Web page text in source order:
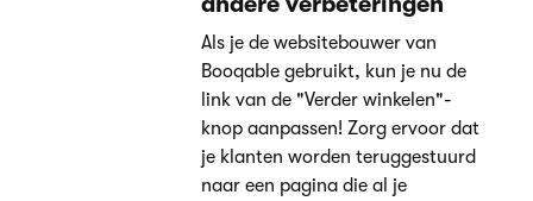
Als je de websitebouwer van
Booqable gebruikt, kun je nu de
link van de "Verder winkelen"-
knop aanpassen! Zorg ervoor dat
je klanten worden teruggestuurd
naar een pagina die al je